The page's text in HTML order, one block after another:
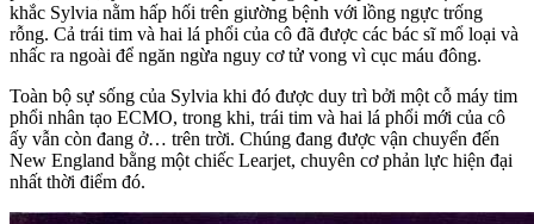
khắc Sylvia nằm hấp hối trên giường bệnh với lồng ngực trống
rỗng. Cả trái tim và hai lá phổi của cô đã được các bác sĩ mổ loại và
nhấc ra ngoài để ngăn ngừa nguy cơ tử vong vì cục máu đông.
Toàn bộ sự sống của Sylvia khi đó được duy trì bởi một cỗ máy tim
phổi nhân tạo ECMO, trong khi, trái tim và hai lá phổi mới của cô
ấy vẫn còn đang ở… trên trời. Chúng đang được vận chuyển đến
New England bằng một chiếc Learjet, chuyên cơ phản lực hiện đại
nhất thời điểm đó.